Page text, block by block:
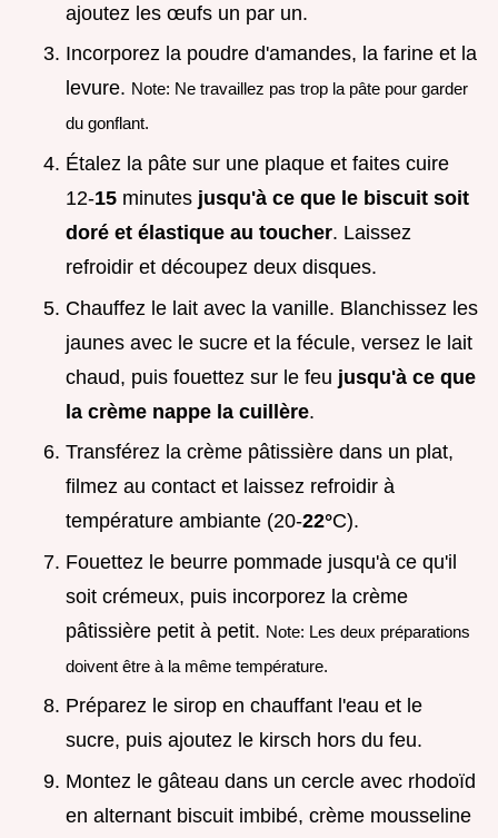
ajoutez les œufs un par un.
Incorporez la poudre d'amandes, la farine et la
levure. Note: Ne travaillez pas trop la pâte pour garder
du gonflant.
Étalez la pâte sur une plaque et faites cuire
12-15 minutes jusqu'à ce que le biscuit soit
doré et élastique au toucher. Laissez
refroidir et découpez deux disques.
Chauffez le lait avec la vanille. Blanchissez les
jaunes avec le sucre et la fécule, versez le lait
chaud, puis fouettez sur le feu jusqu'à ce que
la crème nappe la cuillère.
Transférez la crème pâtissière dans un plat,
filmez au contact et laissez refroidir à
température ambiante (20-22°C).
Fouettez le beurre pommade jusqu'à ce qu'il
soit crémeux, puis incorporez la crème
pâtissière petit à petit. Note: Les deux préparations
doivent être à la même température.
Préparez le sirop en chauffant l'eau et le
sucre, puis ajoutez le kirsch hors du feu.
Montez le gâteau dans un cercle avec rhodoïd
en alternant biscuit imbibé, crème mousseline